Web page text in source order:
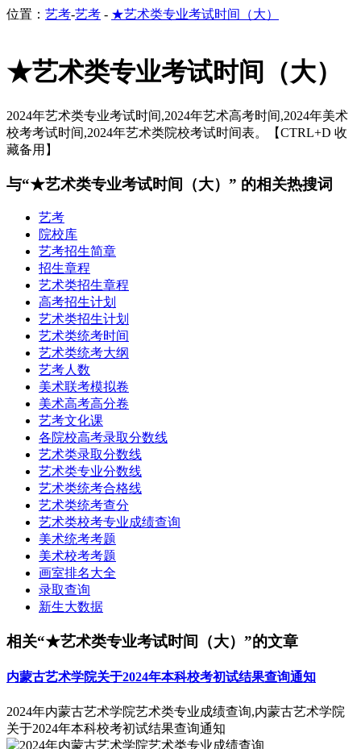
位置： 艺考-艺考 - ★艺术类专业考试时间（大）
★艺术类专业考试时间（大）
2024年艺术类专业考试时间,2024年艺术高考时间,2024年美术
校考考试时间,2024年艺术类院校考试时间表。【CTRL+D 收
藏备用】
与“★艺术类专业考试时间（大）” 的相关热搜词
艺考
院校库
艺考招生简章
招生章程
艺术类招生章程
高考招生计划
艺术类招生计划
艺术类统考时间
艺术类统考大纲
艺考人数
美术联考模拟卷
美术高考高分卷
艺考文化课
各院校高考录取分数线
艺术类录取分数线
艺术类专业分数线
艺术类统考合格线
艺术类统考查分
艺术类校考专业成绩查询
美术统考考题
美术校考考题
画室排名大全
录取查询
新生大数据
相关“★艺术类专业考试时间（大）”的文章
内蒙古艺术学院关于2024年本科校考初试结果查询通知
2024年内蒙古艺术学院艺术类专业成绩查询,内蒙古艺术学院
关于2024年本科校考初试结果查询通知